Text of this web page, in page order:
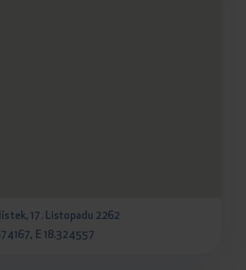
17. Listopadu 2262
E 18.324557